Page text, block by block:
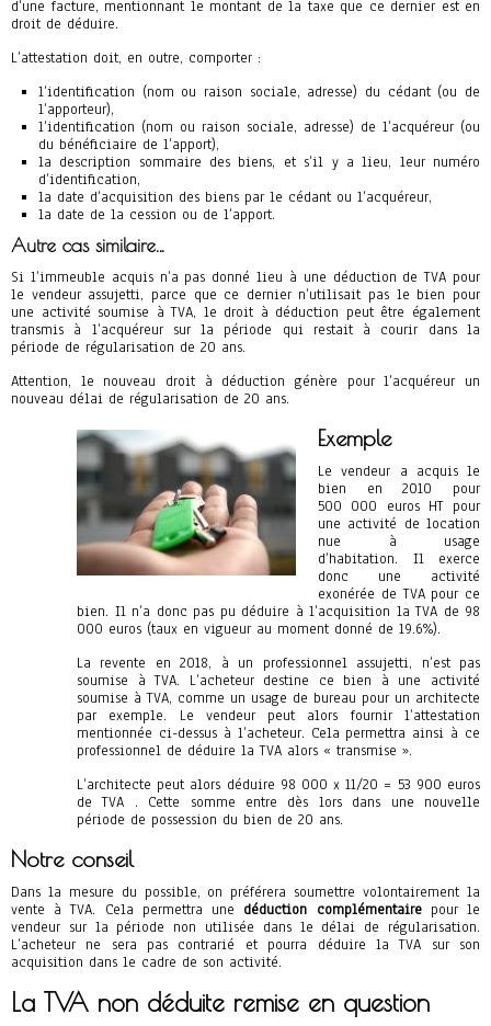
d’une facture, mentionnant le montant de la taxe que ce dernier est en
droit de déduire.
L’attestation doit, en outre, comporter :
l’identification (nom ou raison sociale, adresse) du cédant (ou de
l’apporteur),
l’identification (nom ou raison sociale, adresse) de l’acquéreur (ou
du bénéficiaire de l’apport),
la description sommaire des biens, et s’il y a lieu, leur numéro
d’identification,
la date d’acquisition des biens par le cédant ou l’acquéreur,
la date de la cession ou de l’apport.
Autre cas similaire…
Si l’immeuble acquis n’a pas donné lieu à une déduction de TVA pour
le vendeur assujetti, parce que ce dernier n’utilisait pas le bien pour
une activité soumise à TVA, le droit à déduction peut être également
transmis à l’acquéreur sur la période qui restait à courir dans la
période de régularisation de 20 ans.
Attention, le nouveau droit à déduction génère pour l’acquéreur un
nouveau délai de régularisation de 20 ans.
Exemple
Le vendeur a acquis le
bien en 2010 pour
500 000 euros HT pour
une activité de location
nue à usage
d’habitation. Il exerce
donc une activité
exonérée de TVA pour ce
bien. Il n’a donc pas pu déduire à l’acquisition la TVA de 98
000 euros (taux en vigueur au moment donné de 19.6%).
La revente en 2018, à un professionnel assujetti, n’est pas
soumise à TVA. L’acheteur destine ce bien à une activité
soumise à TVA, comme un usage de bureau pour un architecte
par exemple. Le vendeur peut alors fournir l’attestation
mentionnée ci-dessus à l’acheteur. Cela permettra ainsi à ce
professionnel de déduire la TVA alors « transmise ».
L’architecte peut alors déduire 98 000 x 11/20 = 53 900 euros
de TVA . Cette somme entre dès lors dans une nouvelle
période de possession du bien de 20 ans.
Notre conseil
Dans la mesure du possible, on préférera soumettre volontairement la
vente à TVA. Cela permettra une déduction complémentairepour le
vendeur sur la période non utilisée dans le délai de régularisation.
L’acheteur ne sera pas contrarié et pourra déduire la TVA sur son
acquisition dans le cadre de son activité.
La TVA non déduite remise en question